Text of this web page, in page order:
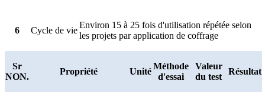
6 Cycle de vie
Environ 15 à 25 fois d'utilisation répétée selon
les projets par application de coffrage
Sr
NON.
Propriété Unité
Méthode
d'essai
Valeur
du test
Résultat